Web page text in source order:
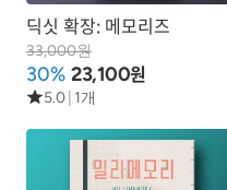
딕싯 확장: 메모리즈
33,000원
30% 23,100원
5.0 1개